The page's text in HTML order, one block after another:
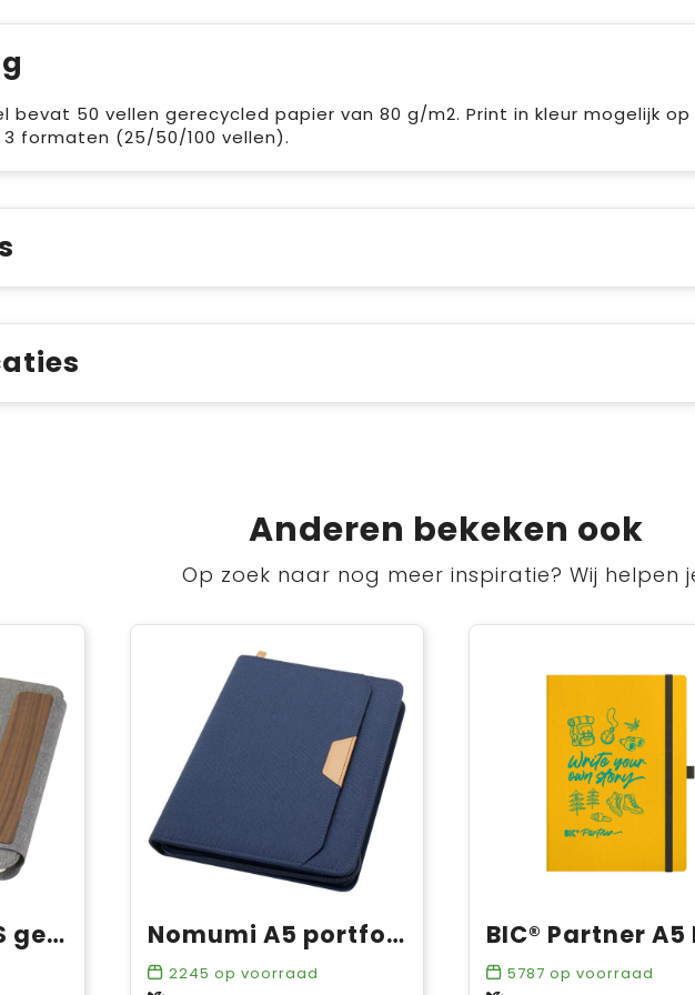
bevat 50 vellen gerecycled papier van 80 g/m2. Print in kleur mogelijk op
3 formaten (25/50/100 vellen).
Anderen bekeken ook
Op zoek naar nog meer inspiratie? Wij helpen
Andean A5 RCS gerecyclede portfolio Nomumi A5 portfolio
2245 op voorraad
5787 op voorraad